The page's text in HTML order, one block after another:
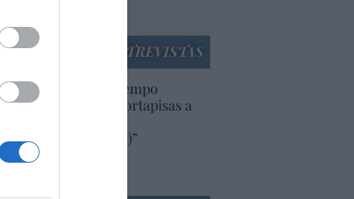
ENTREVISTAS
lleva mucho tiempo
aranceles y cortapisas a
(y europeas)”
Sánchez Arjona